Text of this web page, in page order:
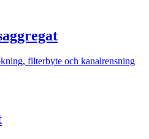
filterbyte och kanalrensning